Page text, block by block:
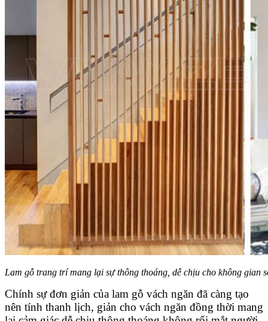
Lam gỗ trang trí mang lại sự thông thoáng, dễ chịu cho không gian
Chính sự đơn giản của lam gỗ vách ngăn đã càng tạo
nên tính thanh lịch, giản cho vách ngăn đồng thời mang